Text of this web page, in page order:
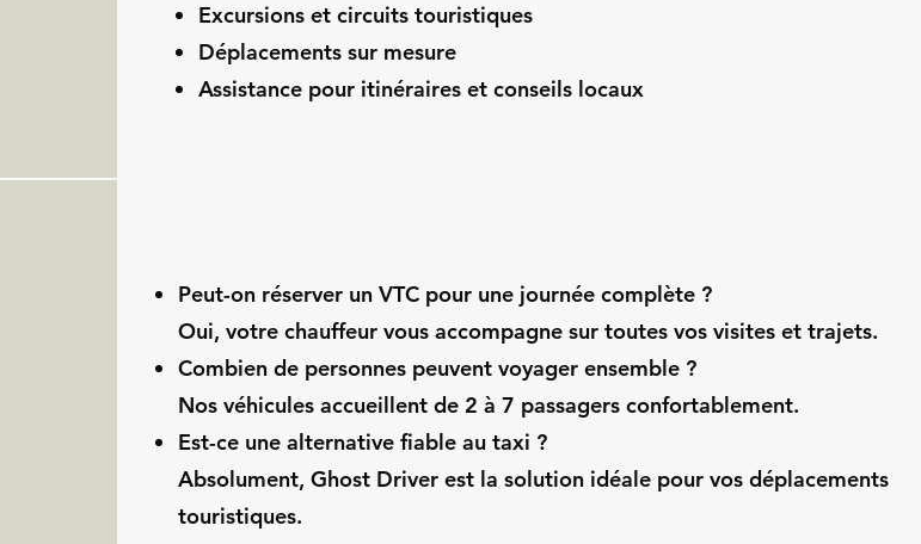
Excursions et circuits touristiques
Déplacements sur mesure
Assistance pour itinéraires et conseils locaux
Peut-on réserver un VTC pour une journée complète ?
Oui, votre chauffeur vous accompagne sur toutes vos visites et trajets.
Combien de personnes peuvent voyager ensemble ?
Nos véhicules accueillent de 2 à 7 passagers confortablement.
Est-ce une alternative fiable au taxi ?
Absolument, Ghost Driver est la solution idéale pour vos déplacements
touristiques.